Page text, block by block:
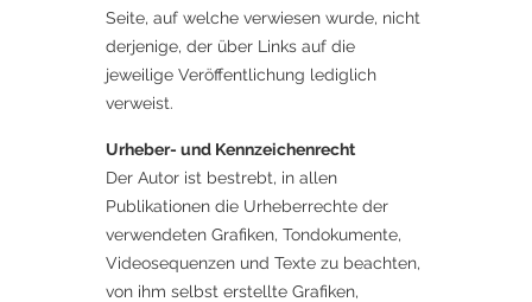
Seite, auf welche verwiesen wurde, nicht
derjenige, der über Links auf die
jeweilige Veröffentlichung lediglich
verweist.
Urheber- und Kennzeichenrecht
Der Autor ist bestrebt, in allen
Publikationen die Urheberrechte der
verwendeten Grafiken, Tondokumente,
Videosequenzen und Texte zu beachten,
von ihm selbst erstellte Grafiken,